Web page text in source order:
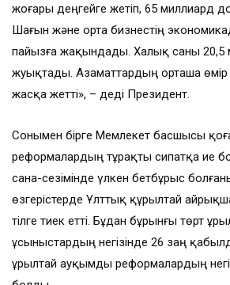
жоғары деңгейге жетіп, 65 миллиард
Шағын және орта бизнестің
пайызға жақындады. Халық саны 20,5
жуықтады. Азаматтардың орташа өмір
жасқа жетті», – деді Президент.
Сонымен бірге Мемлекет басшысы
реформалардың тұрақты сипатқа ие
сана-сезімінде үлкен бетбұрыс
өзгерістерде Ұлттық құрылтай
тілге тиек етті. Бұдан бұрынғы төрт
ұсыныстардың негізінде 26 заң
Құрылтай ауқымды реформалардың